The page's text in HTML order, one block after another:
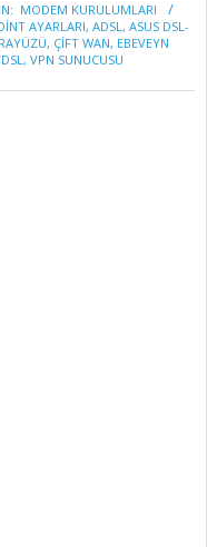
IN: MODEM KURULUMLARI
AYARLARI, ADSL, ASUS DSL-
, ÇIFT WAN, EBEVEYN
, VPN SUNUCUSU